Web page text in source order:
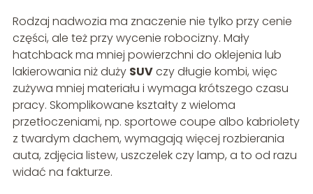
Rodzaj nadwozia ma znaczenie nie tylko przy cenie
części, ale też przy wycenie robocizny. Mały
hatchback ma mniej powierzchni do oklejenia lub
lakierowania niż duży SUVczy długie kombi, więc
zużywa mniej materiału i wymaga krótszego czasu
pracy. Skomplikowane kształty z wieloma
przetłoczeniami, np. sportowe coupe albo kabriolety
z twardym dachem, wymagają więcej rozbierania
auta, zdjęcia listew, uszczelek czy lamp, a to od razu
widać na fakturze.